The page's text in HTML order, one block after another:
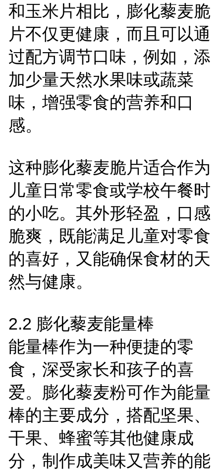
和玉米片相比，膨化藜麦脆
片不仅更健康，而且可以通
过配方调节口味，例如，添
加少量天然水果味或蔬菜
味，增强零食的营养和口
感。
这种膨化藜麦脆片适合作为
儿童日常零食或学校午餐时
的小吃。其外形轻盈，口感
脆爽，既能满足儿童对零食
的喜好，又能确保食材的天
然与健康。
2.2 膨化藜麦能量棒
能量棒作为一种便捷的零
食，深受家长和孩子的喜
爱。膨化藜麦粉可作为能量
棒的主要成分，搭配坚果、
干果、蜂蜜等其他健康成
分，制作成美味又营养的能